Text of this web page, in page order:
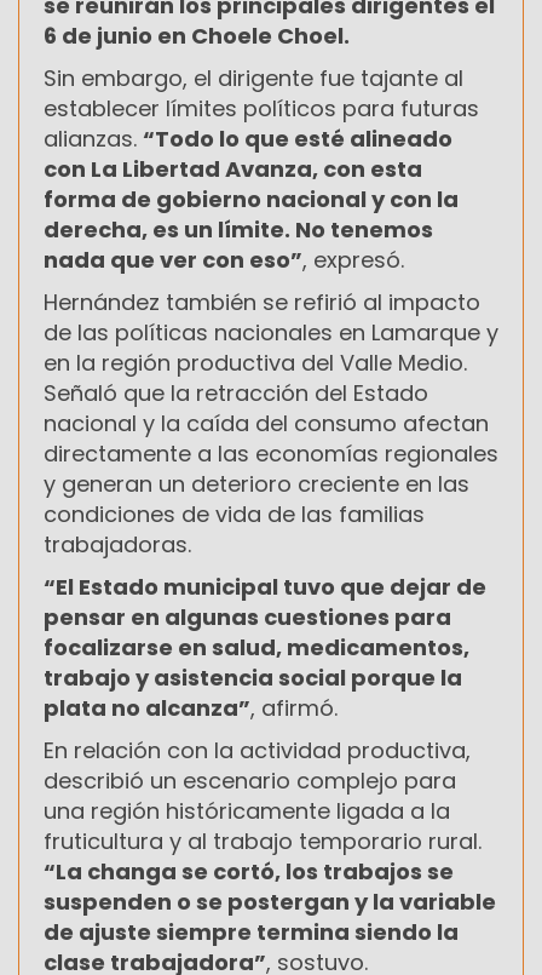
6 de junio en Choele Choel.
Sin embargo, el dirigente fue tajante al
establecer límites políticos para futuras
alianzas. “Todo lo que esté alineado
con La Libertad Avanza, con esta
forma de gobierno nacional y con la
derecha, es un límite. No tenemos
nada que ver con eso”, expresó.
Hernández también se refirió al impacto
de las políticas nacionales en Lamarque y
en la región productiva del Valle Medio.
Señaló que la retracción del Estado
nacional y la caída del consumo afectan
directamente a las economías regionales
y generan un deterioro creciente en las
condiciones de vida de las familias
trabajadoras.
“El Estado municipal tuvo que dejar de
pensar en algunas cuestiones para
focalizarse en salud, medicamentos,
trabajo y asistencia social porque la
plata no alcanza”, afirmó.
En relación con la actividad productiva,
describió un escenario complejo para
una región históricamente ligada a la
fruticultura y al trabajo temporario rural.
“La changa se cortó, los trabajos se
suspenden o se postergan y la variable
de ajuste siempre termina siendo la
clase trabajadora”, sostuvo.